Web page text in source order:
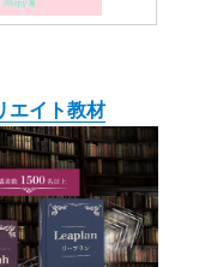
エイト教材